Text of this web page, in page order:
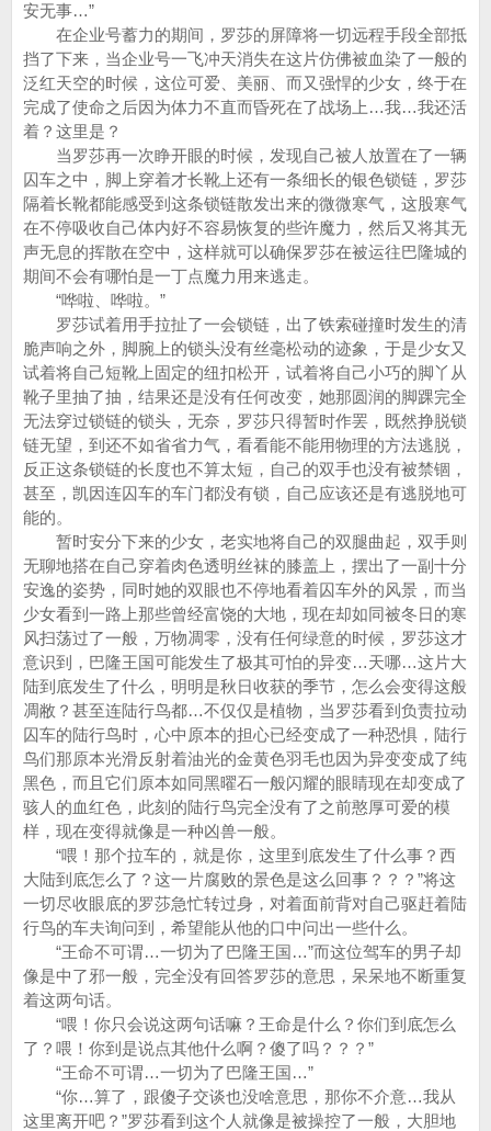
安无事…”
在企业号蓄力的期间，罗莎的屏障将一切远程手段全部抵
挡了下来，当企业号一飞冲天消失在这片仿佛被血染了一般的
泛红天空的时候，这位可爱、美丽、而又强悍的少女，终于在
完成了使命之后因为体力不直而昏死在了战场上…我…我还活
着？这里是？
当罗莎再一次睁开眼的时候，发现自己被人放置在了一辆
囚车之中，脚上穿着才长靴上还有一条细长的银色锁链，罗莎
隔着长靴都能感受到这条锁链散发出来的微微寒气，这股寒气
在不停吸收自己体内好不容易恢复的些许魔力，然后又将其无
声无息的挥散在空中，这样就可以确保罗莎在被运往巴隆城的
期间不会有哪怕是一丁点魔力用来逃走。
“哗啦、哗啦。”
罗莎试着用手拉扯了一会锁链，出了铁索碰撞时发生的清
脆声响之外，脚腕上的锁头没有丝毫松动的迹象，于是少女又
试着将自己短靴上固定的纽扣松开，试着将自己小巧的脚丫从
靴子里抽了抽，结果还是没有任何改变，她那圆润的脚踝完全
无法穿过锁链的锁头，无奈，罗莎只得暂时作罢，既然挣脱锁
链无望，到还不如省省力气，看看能不能用物理的方法逃脱，
反正这条锁链的长度也不算太短，自己的双手也没有被禁锢，
甚至，凯因连囚车的车门都没有锁，自己应该还是有逃脱地可
能的。
暂时安分下来的少女，老实地将自己的双腿曲起，双手则
无聊地搭在自己穿着肉色透明丝袜的膝盖上，摆出了一副十分
安逸的姿势，同时她的双眼也不停地看着囚车外的风景，而当
少女看到一路上那些曾经富饶的大地，现在却如同被冬日的寒
风扫荡过了一般，万物凋零，没有任何绿意的时候，罗莎这才
意识到，巴隆王国可能发生了极其可怕的异变…天哪…这片大
陆到底发生了什么，明明是秋日收获的季节，怎么会变得这般
凋敝？甚至连陆行鸟都…不仅仅是植物，当罗莎看到负责拉动
囚车的陆行鸟时，心中原本的担心已经变成了一种恐惧，陆行
鸟们那原本光滑反射着油光的金黄色羽毛也因为异变变成了纯
黑色，而且它们原本如同黑曜石一般闪耀的眼睛现在却变成了
骇人的血红色，此刻的陆行鸟完全没有了之前憨厚可爱的模
样，现在变得就像是一种凶兽一般。
“喂！那个拉车的，就是你，这里到底发生了什么事？西
大陆到底怎么了？这一片腐败的景色是这么回事？？？”将这
一切尽收眼底的罗莎急忙转过身，对着面前背对自己驱赶着陆
行鸟的车夫询问到，希望能从他的口中问出一些什么。
“王命不可谓…一切为了巴隆王国…”而这位驾车的男子却
像是中了邪一般，完全没有回答罗莎的意思，呆呆地不断重复
着这两句话。
“喂！你只会说这两句话嘛？王命是什么？你们到底怎么
了？喂！你到是说点其他什么啊？傻了吗？？？”
“王命不可谓…一切为了巴隆王国…”
“你…算了，跟傻子交谈也没啥意思，那你不介意…我从
这里离开吧？”罗莎看到这个人就像是被操控了一般，大胆地